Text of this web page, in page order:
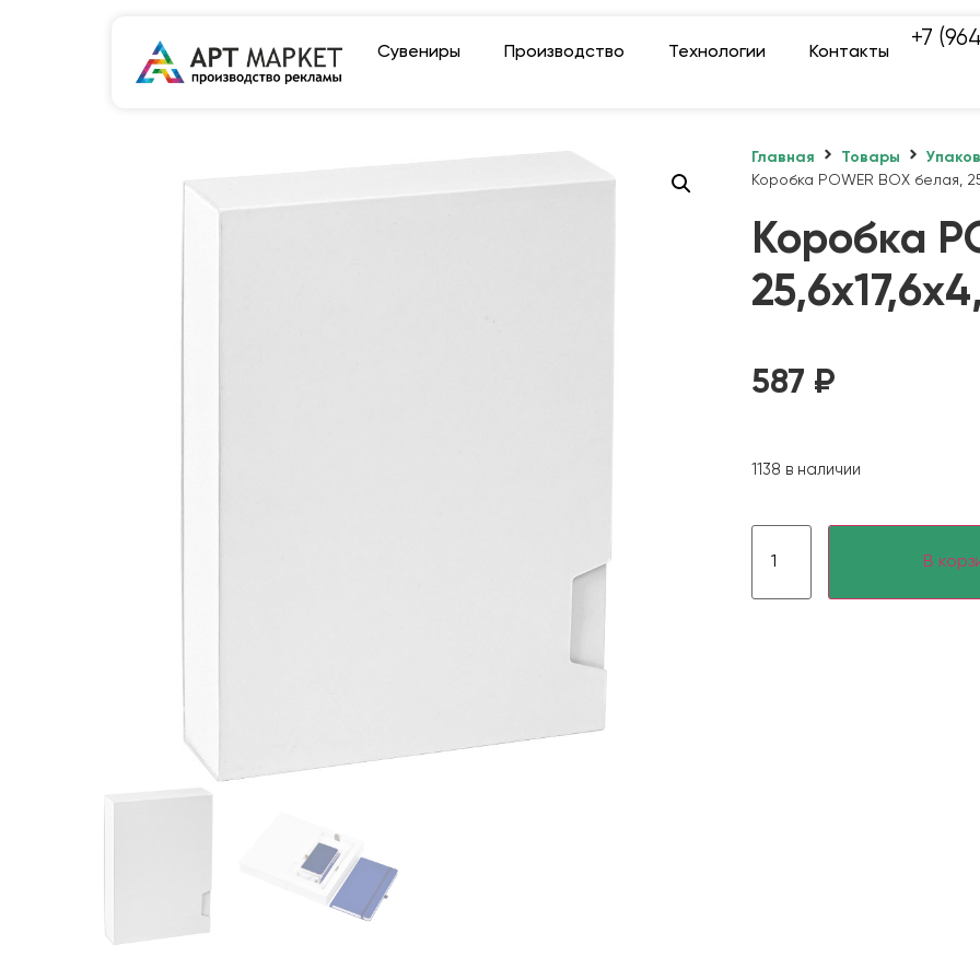
Сувениры Производство Технологии Контакты
+7
Главная Товары
Коробка POWER BOX белая,
Коробка
587 ₽
1138 в наличии
В